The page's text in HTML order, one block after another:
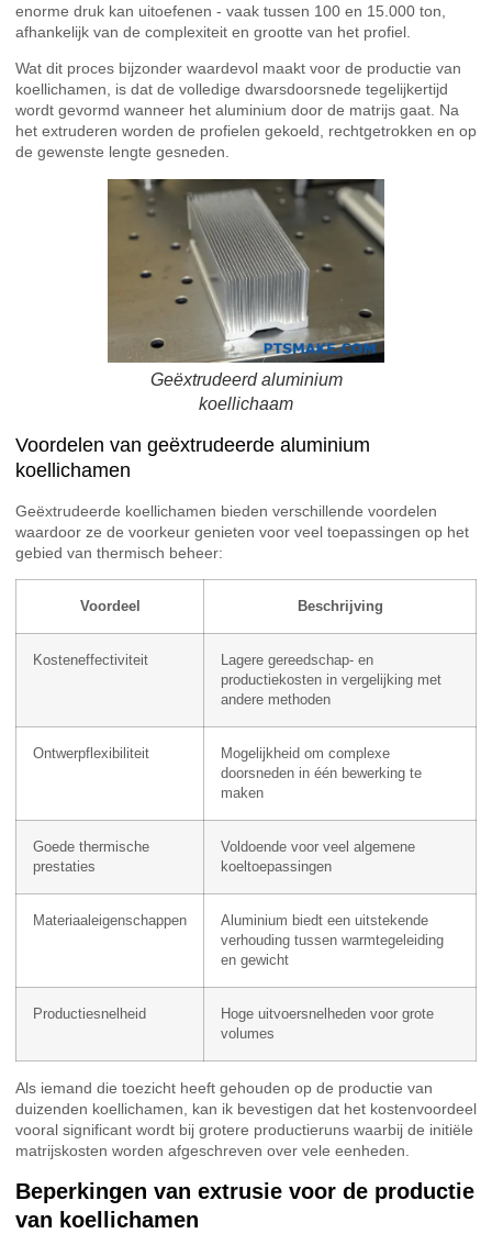
enorme druk kan uitoefenen - vaak tussen 100 en 15.000 ton,
afhankelijk van de complexiteit en grootte van het profiel.
Wat dit proces bijzonder waardevol maakt voor de productie van
koellichamen, is dat de volledige dwarsdoorsnede tegelijkertijd
wordt gevormd wanneer het aluminium door de matrijs gaat. Na
het extruderen worden de profielen gekoeld, rechtgetrokken en op
de gewenste lengte gesneden.
Geëxtrudeerd aluminium
koellichaam
Voordelen van geëxtrudeerde aluminium
koellichamen
Geëxtrudeerde koellichamen bieden verschillende voordelen
waardoor ze de voorkeur genieten voor veel toepassingen op het
gebied van thermisch beheer:
Voordeel Beschrijving
Kosteneffectiviteit
Lagere gereedschap- en
productiekosten in vergelijking met
andere methoden
Ontwerpflexibiliteit
Mogelijkheid om complexe
doorsneden in één bewerking te
maken
Goede thermische
prestaties
Voldoende voor veel algemene
koeltoepassingen
Materiaaleigenschappen
Aluminium biedt een uitstekende
verhouding tussen warmtegeleiding
en gewicht
Productiesnelheid
Hoge uitvoersnelheden voor grote
volumes
Als iemand die toezicht heeft gehouden op de productie van
duizenden koellichamen, kan ik bevestigen dat het kostenvoordeel
vooral significant wordt bij grotere productieruns waarbij de initiële
matrijskosten worden afgeschreven over vele eenheden.
Beperkingen van extrusie voor de productie
van koellichamen